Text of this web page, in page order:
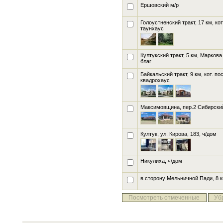
Ершовский м/р
Голоустненский тракт, 17 км,
таунхаус
Култукский тракт, 5 км, Маркова
благ
Байкальский тракт, 9 км, кот.
квадрохаус
Максимовщина, пер.2
Култук, ул. Кирова, 183, ч/дом
Никулиха, ч/дом
в сторону Мельничной Пади, 8
Посмотреть отмеченные